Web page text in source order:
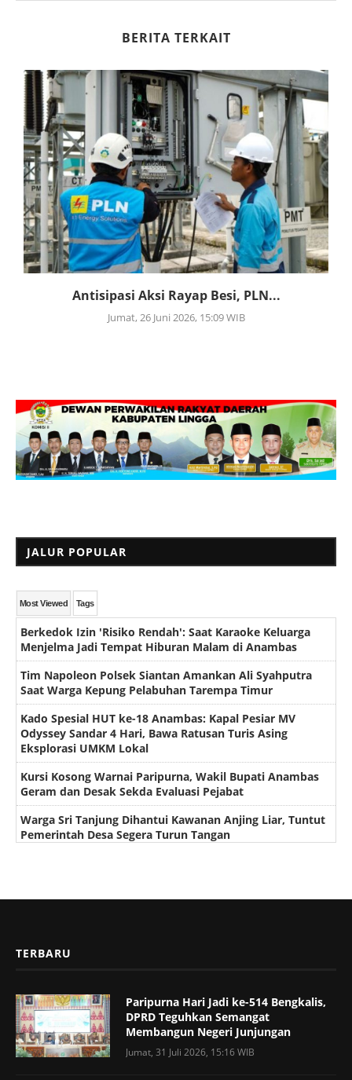
BERITA TERKAIT
Antisipasi Aksi Rayap Besi, PLN...
Jumat, 26 Juni 2026, 15:09 WIB
JALUR POPULAR
Most Viewed Tags
Berkedok Izin 'Risiko Rendah': Saat Karaoke Keluarga
Menjelma Jadi Tempat Hiburan Malam di Anambas
Tim Napoleon Polsek Siantan Amankan Ali Syahputra
Saat Warga Kepung Pelabuhan Tarempa Timur
Kado Spesial HUT ke-18 Anambas: Kapal Pesiar MV
Odyssey Sandar 4 Hari, Bawa Ratusan Turis Asing
Eksplorasi UMKM Lokal
Kursi Kosong Warnai Paripurna, Wakil Bupati Anambas
Geram dan Desak Sekda Evaluasi Pejabat
Warga Sri Tanjung Dihantui Kawanan Anjing Liar, Tuntut
Pemerintah Desa Segera Turun Tangan
TERBARU
Paripurna Hari Jadi ke-514 Bengkalis,
DPRD Teguhkan Semangat
Membangun Negeri Junjungan
Jumat, 31 Juli 2026, 15:16 WIB